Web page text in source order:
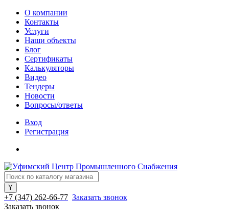
О компании
Контакты
Услуги
Наши объекты
Блог
Сертификаты
Калькуляторы
Видео
Тендеры
Новости
Вопросы/ответы
Вход
Регистрация
+7 (347) 262-66-77 Заказать звонок
Заказать звонок